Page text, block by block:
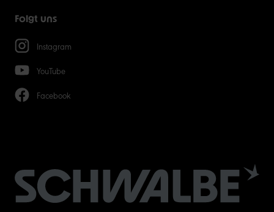
Folgt uns
Instagram
YouTube
Facebook